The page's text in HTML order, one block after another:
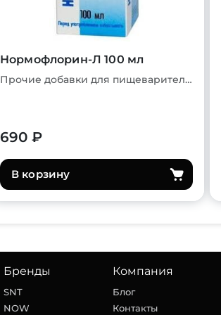
Нормофлорин-Л 100 мл
Прочие добавки для пищеварительной системы
690 ₽
В корзину
Бренды
SNT
NOW
Компания
Блог
Контакты